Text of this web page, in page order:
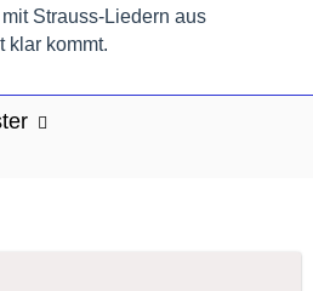
Strauss-Liedern aus
klar kommt.